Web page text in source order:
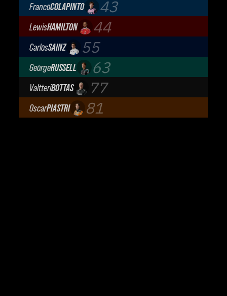
FrancoCOLAPINTO 43
BWT Alpine Formula One Team
LewisHAMILTON 44
Scuderia Ferrari
CarlosSAINZ 55
Atlassian Williams F1 Team
GeorgeRUSSELL 63
Mercedes-AMG Petronas F1 Team
ValtteriBOTTAS 77
Cadillac Formula 1 Team
OscarPIASTRI 81